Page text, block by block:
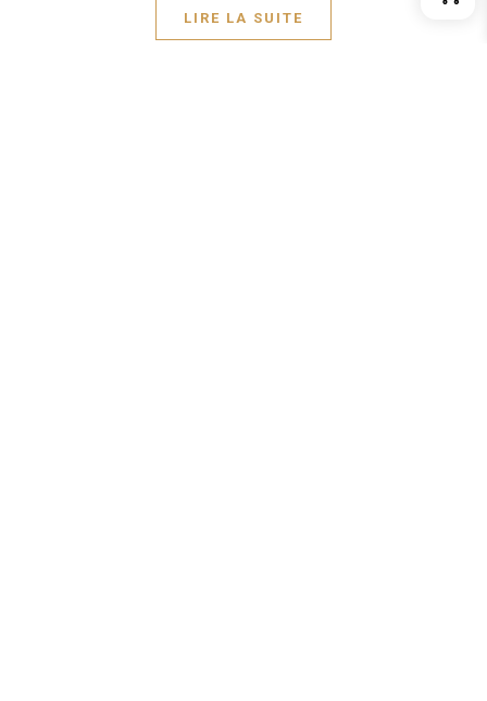
LIRE LA SUITE